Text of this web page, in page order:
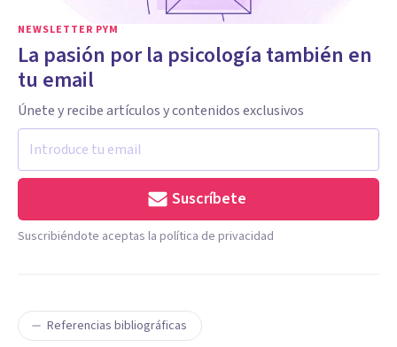
NEWSLETTER PYM
La pasión por la psicología también en
tu email
Únete y recibe artículos y contenidos exclusivos
Suscríbete
Suscribiéndote aceptas la política de privacidad
Referencias bibliográficas